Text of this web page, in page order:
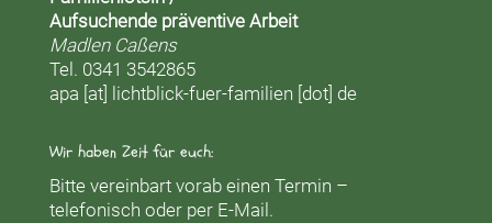
Aufsuchende präventive Arbeit
Madlen Caßens
Tel. 0341 3542865
apa [at] lichtblick-fuer-familien [dot] de
Wir haben Zeit für euch:
Bitte vereinbart vorab einen Termin –
telefonisch oder per E-Mail.